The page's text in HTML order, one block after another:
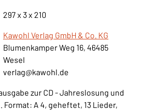
297 x 3 x 210
Kawohl Verlag GmbH & Co. KG
Blumenkamper Weg 16, 46485
Wesel
verlag@kawohl.de
zur CD - Jahreslosung und
Format: A 4, geheftet, 13 Lieder,